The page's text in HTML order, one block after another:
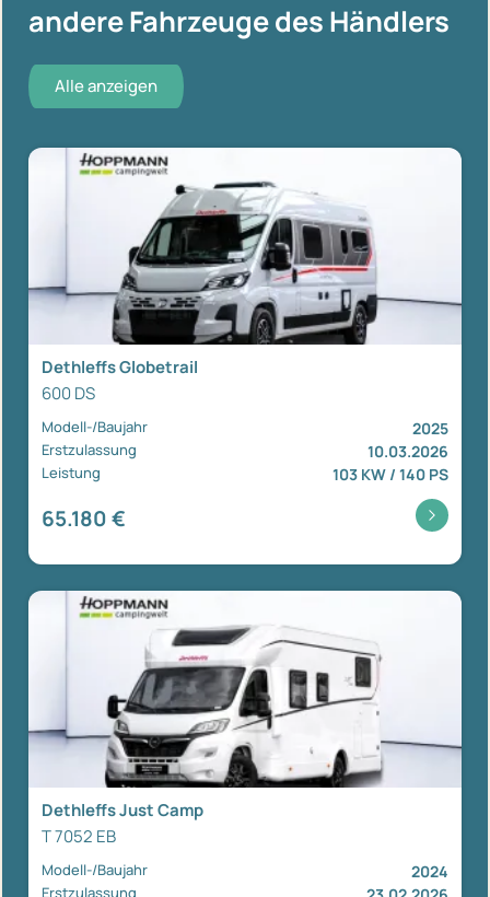
andere Fahrzeuge des Händlers
Alle anzeigen
Dethleffs Globetrail
600 DS
Modell-/Baujahr 2025
Erstzulassung 10.03.2026
Leistung 103 KW / 140 PS
65.180 €
Dethleffs Just Camp
T 7052 EB
Modell-/Baujahr 2024
Erstzulassung